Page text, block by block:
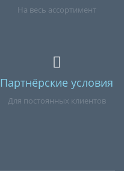
На весь ассортимент
Партнёрские условия
Для постоянных клиентов